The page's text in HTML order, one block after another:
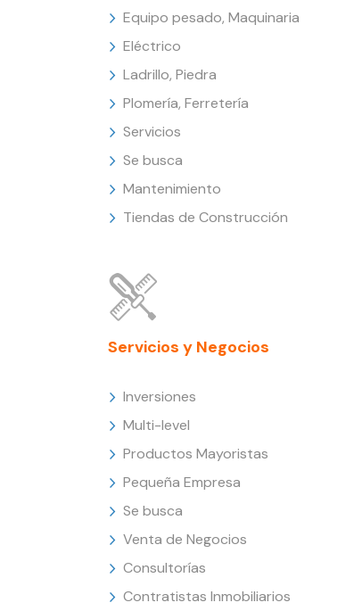
Equipo pesado, Maquinaria
Eléctrico
Ladrillo, Piedra
Plomería, Ferretería
Servicios
Se busca
Mantenimiento
Tiendas de Construcción
Servicios y Negocios
Inversiones
Multi-level
Productos Mayoristas
Pequeña Empresa
Se busca
Venta de Negocios
Consultorías
Contratistas Inmobiliarios